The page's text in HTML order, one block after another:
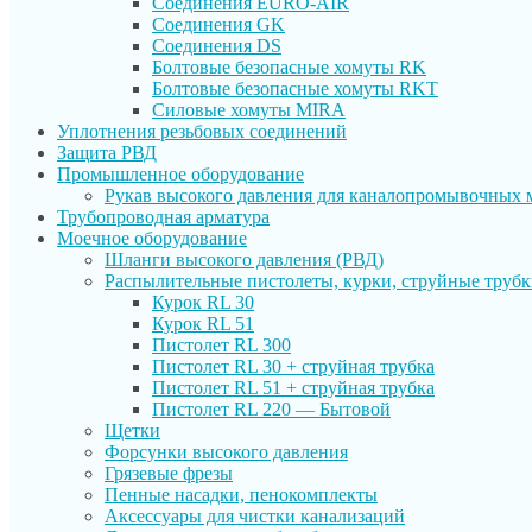
Соединения GK
Соединения DS
Болтовые безопасные хомуты RK
Болтовые безопасные хомуты RKT
Силовые хомуты MIRA
Уплотнения резьбовых соединений
Защита РВД
Промышленное оборудование
Рукав высокого давления для каналопромывочных
Трубопроводная арматура
Моечное оборудование
Шланги высокого давления (РВД)
Распылительные пистолеты, курки, струйные
Курок RL 30
Курок RL 51
Пистолет RL 300
Пистолет RL 30 + струйная трубка
Пистолет RL 51 + струйная трубка
Пистолет RL 220 — Бытовой
Щетки
Форсунки высокого давления
Грязевые фрезы
Пенные насадки, пенокомплекты
Аксессуары для чистки канализаций